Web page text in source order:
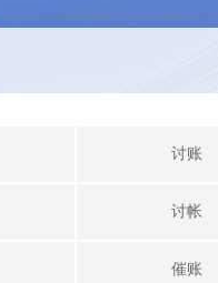
讨账
讨帐
催账